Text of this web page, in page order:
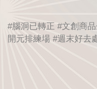
#腦洞已轉正 #文創商
開元排練場 #週末好去